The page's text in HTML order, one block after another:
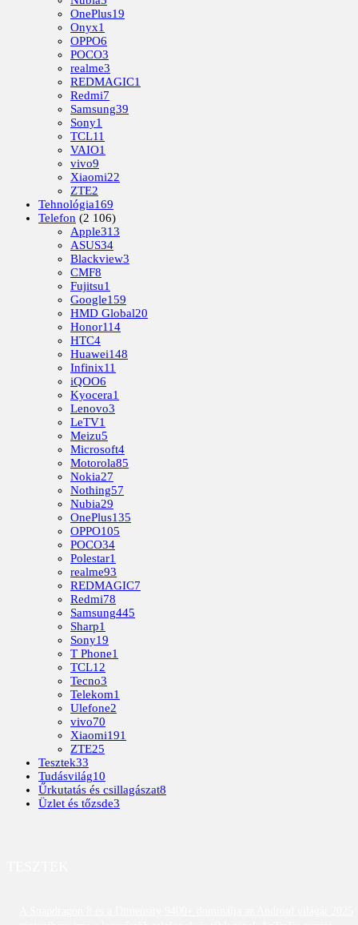
OnePlus19
Onyx1
OPPO6
POCO3
realme3
REDMAGIC1
Redmi7
Samsung39
Sony1
TCL11
VAIO1
vivo9
Xiaomi22
ZTE2
Tehnológia169
Telefon (2 106)
Apple313
ASUS34
Blackview3
CMF8
Fujitsu1
Google159
HMD Global20
Honor114
HTC4
Huawei148
Infinix11
iQOO6
Kyocera1
Lenovo3
LeTV1
Meizu5
Microsoft4
Motorola85
Nokia27
Nothing57
Nubia29
OnePlus135
OPPO105
POCO34
Polestar1
realme93
REDMAGIC7
Redmi78
Samsung445
Sharp1
Sony19
T Phone1
TCL12
Tecno3
Telekom1
Ulefone2
vivo70
Xiaomi191
ZTE25
Tesztek33
Tudásvilág10
Űrkutatás és csillagászat8
Üzlet és tőzsde3